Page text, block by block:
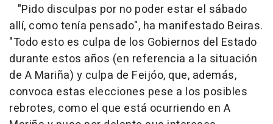
"Pido disculpas por no poder estar el sábado
allí, como tenía pensado", ha manifestado Beiras.
"Todo esto es culpa de los Gobiernos del Estado
durante estos años (en referencia a la situación
de A Mariña) y culpa de Feijóo, que, además,
convoca estas elecciones pese a los posibles
rebrotes, como el que está ocurriendo en A